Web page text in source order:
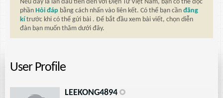
Nếu đây là lần đầu tiên đến với Điện Tử Việt Nam, bạn có thể đọc
phần Hỏi đáp bằng cách nhấn vào liên kết. Có thể bạn cần đăng
kí trước khi có thể gửi bài . Để bắt đầu xem bài viết, chọn diễn
đàn bạn muốn thăm dưới đây.
User Profile
LEEKONG4894